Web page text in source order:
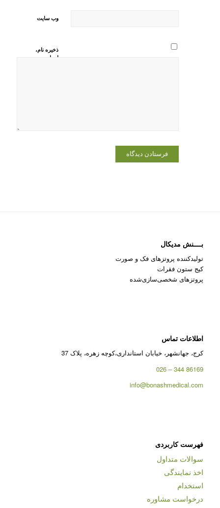
وب‌ سایت
ذخیره نام،
ایمیل و
بــــنش مدیکال
تولیدکننده پروتزهای فک و صورت
کیج ستون فقرات
پروتزهای شخصی‌سازی‌شده
اطلاعات تماس
کرج، جهانشهر، خیابان استانداری،کوچه زهره، پلاک 37
86169 344 – 026
info@bonashmedical.com
فهرست کاربردی
سوالات متداول
اخذ نمایندگی
استخدام
درخواست مشاوره